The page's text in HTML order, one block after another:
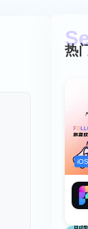
热
iOS